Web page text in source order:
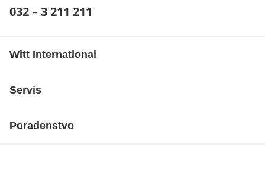
Telefónne číslo:
032 – 3 211 211
Witt International
Servis
Poradenstvo